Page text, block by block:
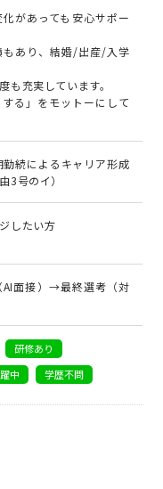
があっても安心サポー
もあり、結婚/出産/入学
も充実しています。
する」をモットーにして
続によるキャリア形成
3号のイ）
したい方
面接）→最終選考（対
研修あり
中 学歴不問